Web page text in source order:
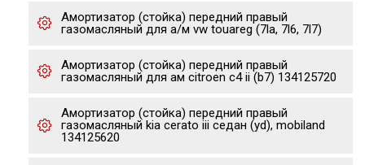
Амортизатор (стойка) передний правый
газомасляный для а/м vw touareg (7la, 7l6, 7l7)
Амортизатор (стойка) передний правый
газомасляный для ам citroen c4 ii (b7) 134125720
Амортизатор (стойка) передний правый
газомасляный kia cerato iii седан (yd), mobiland
134125620